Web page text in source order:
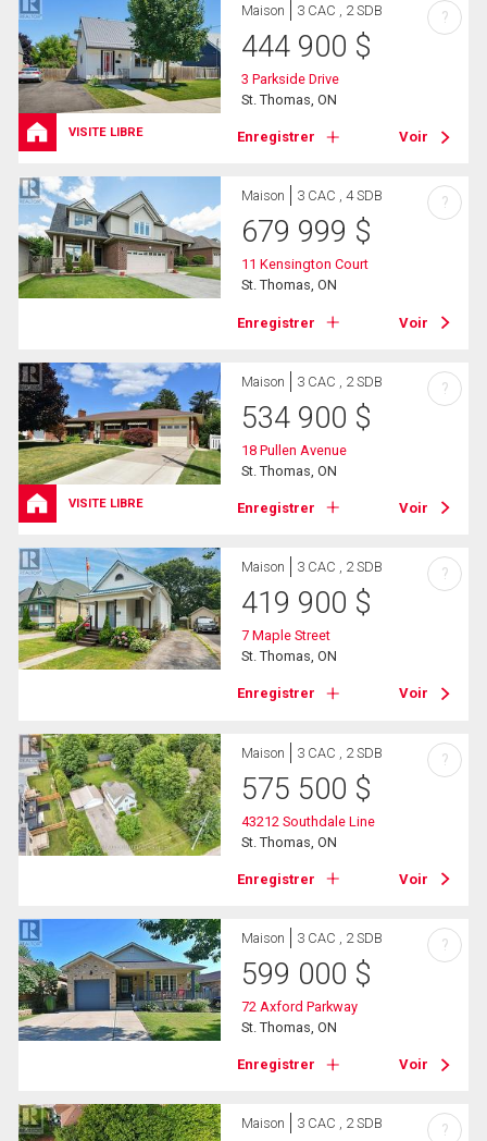
VISITE LIBRE
Maison 3 CAC , 2 SDB
444 900 $
3 Parkside Drive
St. Thomas, ON
Enregistrer Voir
?
Maison 3 CAC , 4 SDB
679 999 $
11 Kensington Court
St. Thomas, ON
Enregistrer Voir
?
VISITE LIBRE
Maison 3 CAC , 2 SDB
534 900 $
18 Pullen Avenue
St. Thomas, ON
Enregistrer Voir
?
Maison 3 CAC , 2 SDB
419 900 $
7 Maple Street
St. Thomas, ON
Enregistrer Voir
?
Maison 3 CAC , 2 SDB
575 500 $
43212 Southdale Line
St. Thomas, ON
Enregistrer Voir
?
Maison 3 CAC , 2 SDB
599 000 $
72 Axford Parkway
St. Thomas, ON
Enregistrer Voir
?
Maison 3 CAC , 2 SDB ?